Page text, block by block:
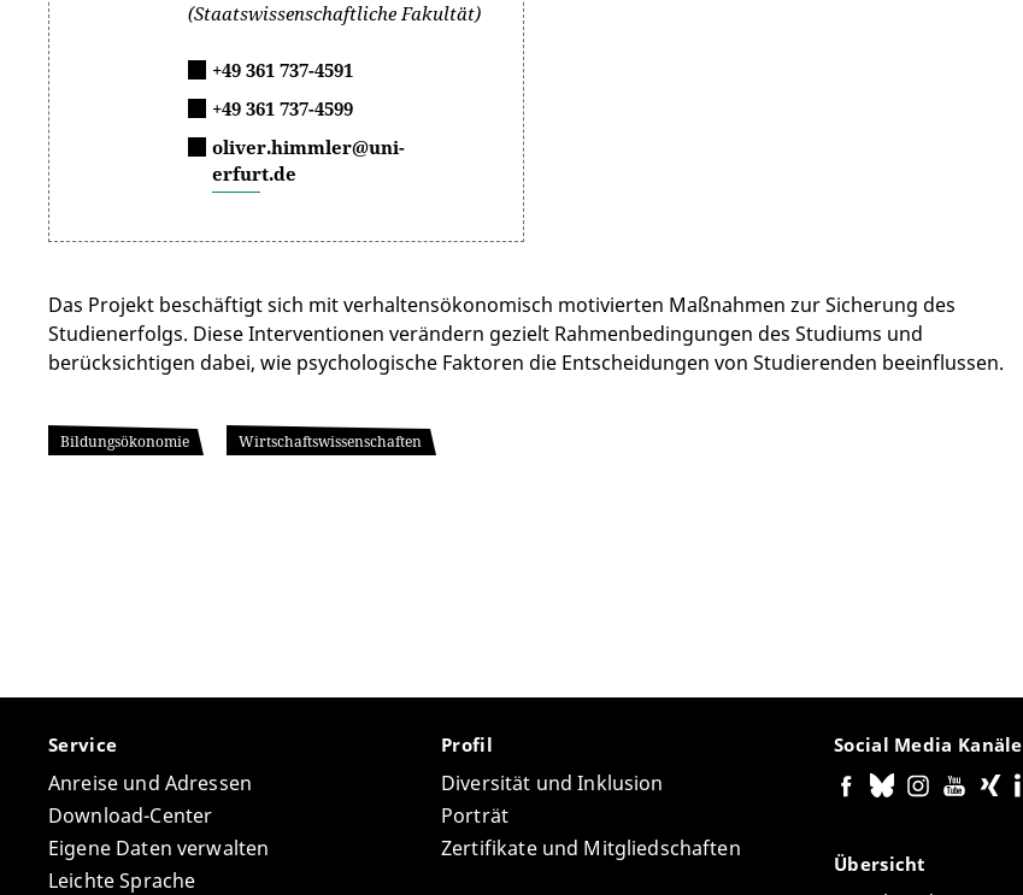
(Staatswissenschaftliche Fakultät)
+49 361 737-4591
+49 361 737-4599
oliver.himmler@uni-
erfurt.de
Das Projekt beschäftigt sich mit verhaltensökonomisch motivierten Maßnahmen zur Sicherung des
Studienerfolgs. Diese Interventionen verändern gezielt Rahmenbedingungen des Studiums und
berücksichtigen dabei, wie psychologische Faktoren die Entscheidungen von Studierenden beeinflussen.
Bildungsökonomie Wirtschaftswissenschaften
Service
Anreise und Adressen
Download-Center
Eigene Daten verwalten
Leichte Sprache
Profil
Diversität und Inklusion
Porträt
Zertifikate und Mitgliedschaften
Social Media Kanäle
Übersicht